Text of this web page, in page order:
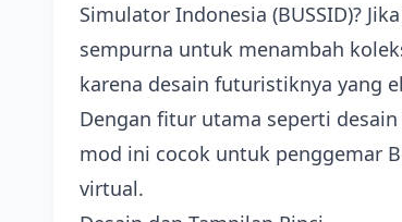
Simulator Indonesia (BUSSID)?
sempurna untuk menambah
karena desain futuristiknya yang
Dengan fitur utama seperti
mod ini cocok untuk penggemar
virtual.